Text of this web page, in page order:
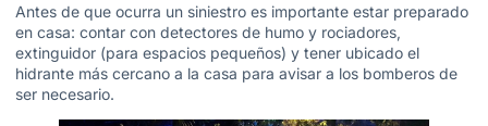
Antes de que ocurra un siniestro es importante estar preparado
en casa: contar con detectores de humo y rociadores,
extinguidor (para espacios pequeños) y tener ubicado el
hidrante más cercano a la casa para avisar a los bomberos de
ser necesario.